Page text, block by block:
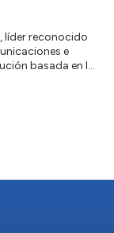
líder reconocido
e
basada en IA
resolver